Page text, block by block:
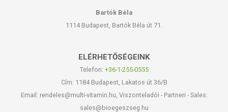
Bartók Béla
1114 Budapest, Bartók Béla út 71.
ELÉRHETŐSÉGEINK
Telefon: +36-1-255-0555
Cím: 1184 Budapest, Lakatos út 36/B
Email: rendeles@multi-vitamin.hu, Viszonteladói - Partneri - Sales:
sales@bioegeszseg.hu